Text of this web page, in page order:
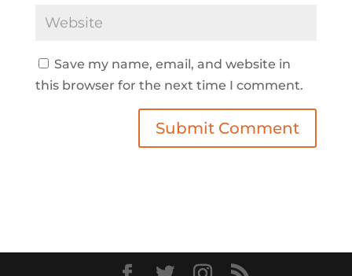
Save my name, email, and website in
this browser for the next time I comment.